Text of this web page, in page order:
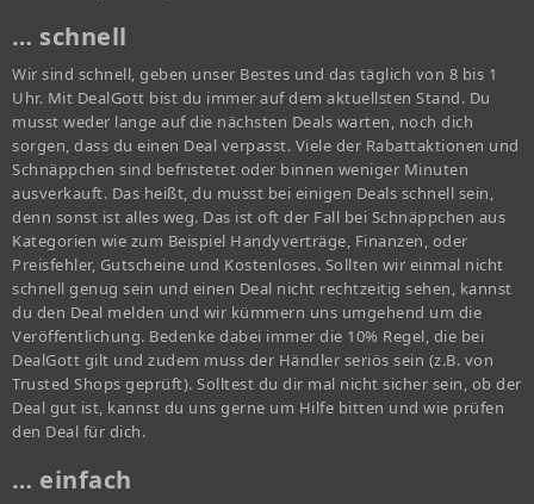
… schnell
Wir sind schnell, geben unser Bestes und das täglich von 8 bis 1
Uhr. Mit DealGott bist du immer auf dem aktuellsten Stand. Du
musst weder lange auf die nächsten Deals warten, noch dich
sorgen, dass du einen Deal verpasst. Viele der Rabattaktionen und
Schnäppchen sind befristetet oder binnen weniger Minuten
ausverkauft. Das heißt, du musst bei einigen Deals schnell sein,
denn sonst ist alles weg. Das ist oft der Fall bei Schnäppchen aus
Kategorien wie zum Beispiel Handyverträge, Finanzen, oder
Preisfehler, Gutscheine und Kostenloses. Sollten wir einmal nicht
schnell genug sein und einen Deal nicht rechtzeitig sehen, kannst
du den Deal melden und wir kümmern uns umgehend um die
Veröffentlichung. Bedenke dabei immer die 10% Regel, die bei
DealGott gilt und zudem muss der Händler seriös sein (z.B. von
Trusted Shops geprüft). Solltest du dir mal nicht sicher sein, ob der
Deal gut ist, kannst du uns gerne um Hilfe bitten und wie prüfen
den Deal für dich.
… einfach